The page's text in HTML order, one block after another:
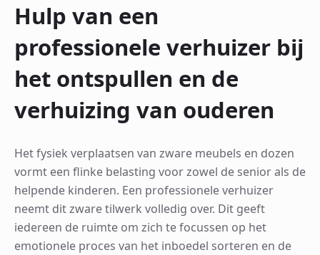
Hulp van een
professionele verhuizer bij
het ontspullen en de
verhuizing van ouderen
Het fysiek verplaatsen van zware meubels en dozen
vormt een flinke belasting voor zowel de senior als de
helpende kinderen. Een professionele verhuizer
neemt dit zware tilwerk volledig over. Dit geeft
iedereen de ruimte om zich te focussen op het
emotionele proces van het inboedel sorteren en de